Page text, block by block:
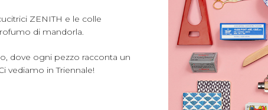
ZENITH e le colle
di mandorla.
dove ogni pezzo racconta un
vediamo in Triennale!